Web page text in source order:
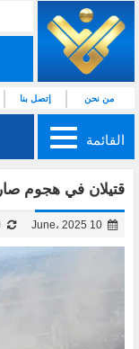
من نحن إتصل بنا
القائمة
قتيلان في هجوم